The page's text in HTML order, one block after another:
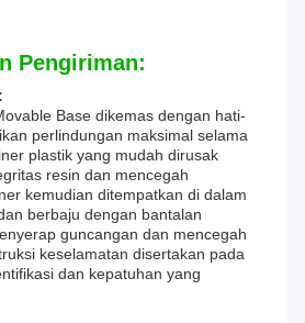
Pengiriman:
Base dikemas dengan hati-
perlindungan maksimal selama
plastik yang mudah dirusak
resin dan mencegah
kemudian ditempatkan di dalam
berbaju dengan bantalan
guncangan dan mencegah
keselamatan disertakan pada
dan kepatuhan yang